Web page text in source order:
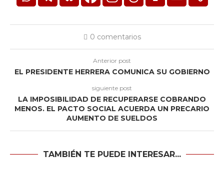
0 comentarios
Anterior post
EL PRESIDENTE HERRERA COMUNICA SU GOBIERNO
siguiente post
LA IMPOSIBILIDAD DE RECUPERARSE COBRANDO
MENOS. EL PACTO SOCIAL ACUERDA UN PRECARIO
AUMENTO DE SUELDOS
TAMBIÉN TE PUEDE INTERESAR...